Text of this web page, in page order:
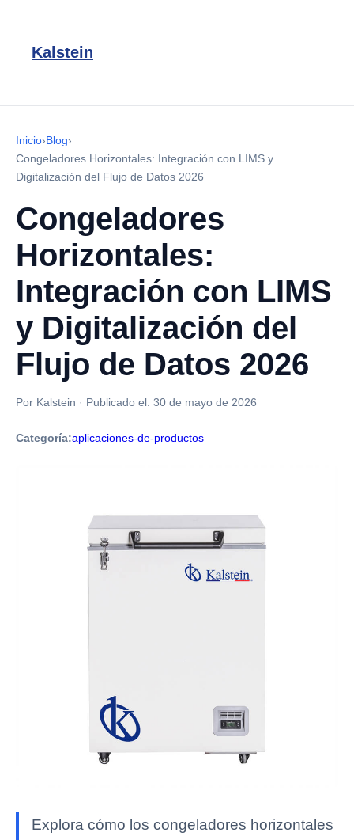
Kalstein
Inicio›Blog›
Congeladores Horizontales: Integración con LIMS y
Digitalización del Flujo de Datos 2026
Congeladores
Horizontales:
Integración con LIMS
y Digitalización del
Flujo de Datos 2026
Por Kalstein · Publicado el: 30 de mayo de 2026
Categoría:aplicaciones-de-productos
Explora cómo los congeladores horizontales